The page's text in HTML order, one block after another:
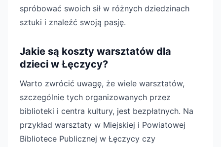
spróbować swoich sił w różnych dziedzinach
sztuki i znaleźć swoją pasję.
Jakie są koszty warsztatów dla
dzieci w Łęczycy?
Warto zwrócić uwagę, że wiele warsztatów,
szczególnie tych organizowanych przez
biblioteki i centra kultury, jest bezpłatnych. Na
przykład warsztaty w Miejskiej i Powiatowej
Bibliotece Publicznej w Łęczycy czy